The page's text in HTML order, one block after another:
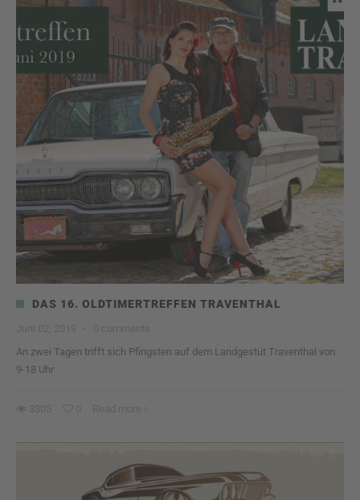
DAS 16. OLDTIMERTREFFEN TRAVENTHAL
An zwei Tagen trifft sich Pfingsten auf dem Landgestüt Traventhal von
9-18 Uhr